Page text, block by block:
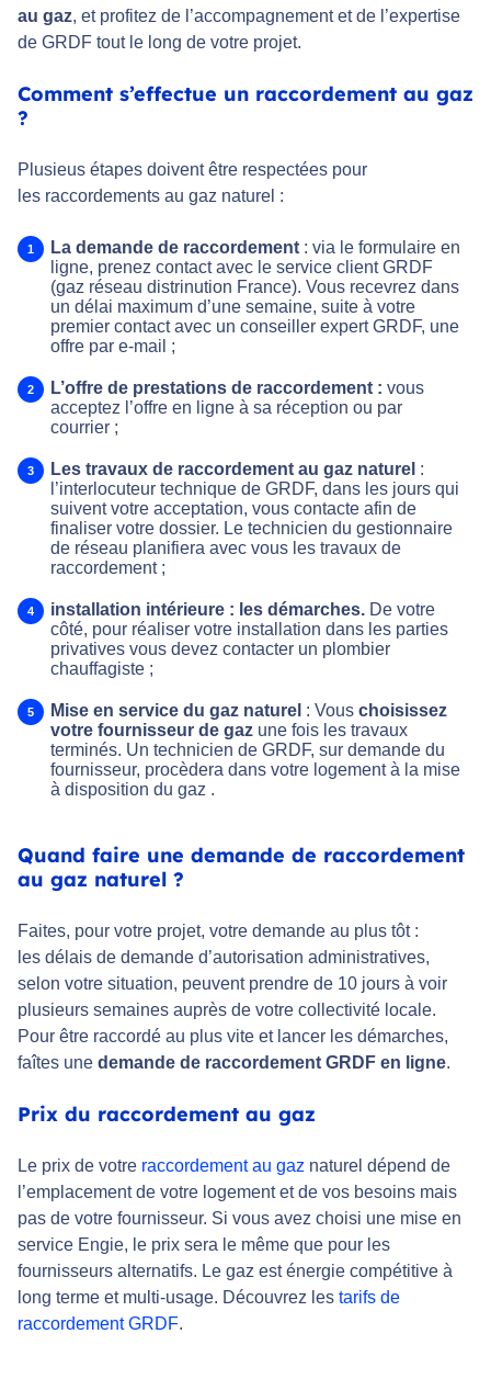
au gaz, et profitez de l’accompagnement et de l’expertise
de GRDF tout le long de votre projet.
Comment s’effectue un raccordement au gaz
?
Plusieus étapes doivent être respectées pour
les raccordements au gaz naturel :
La demande de raccordement : via le formulaire en
ligne, prenez contact avec le service client GRDF
(gaz réseau distrinution France). Vous recevrez dans
un délai maximum d’une semaine, suite à votre
premier contact avec un conseiller expert GRDF, une
offre par e-mail ;
L’offre de prestations de raccordement : vous
acceptez l’offre en ligne à sa réception ou par
courrier ;
Les travaux de raccordement au gaz naturel :
l’interlocuteur technique de GRDF, dans les jours qui
suivent votre acceptation, vous contacte afin de
finaliser votre dossier. Le technicien du gestionnaire
de réseau planifiera avec vous les travaux de
raccordement ;
installation intérieure : les démarches. De votre
côté, pour réaliser votre installation dans les parties
privatives vous devez contacter un plombier
chauffagiste ;
Mise en service du gaz naturel : Vous choisissez
votre fournisseur de gaz une fois les travaux
terminés. Un technicien de GRDF, sur demande du
fournisseur, procèdera dans votre logement à la mise
à disposition du gaz .
Quand faire une demande de raccordement
au gaz naturel ?
Faites, pour votre projet, votre demande au plus tôt :
les délais de demande d’autorisation administratives,
selon votre situation, peuvent prendre de 10 jours à voir
plusieurs semaines auprès de votre collectivité locale.
Pour être raccordé au plus vite et lancer les démarches,
faîtes une demande de raccordement GRDF en ligne.
Prix du raccordement au gaz
Le prix de votre raccordement au gaz naturel dépend de
l’emplacement de votre logement et de vos besoins mais
pas de votre fournisseur. Si vous avez choisi une mise en
service Engie, le prix sera le même que pour les
fournisseurs alternatifs. Le gaz est énergie compétitive à
long terme et multi-usage. Découvrez les tarifs de
raccordement GRDF.